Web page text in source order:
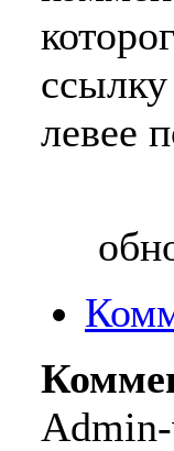
левее